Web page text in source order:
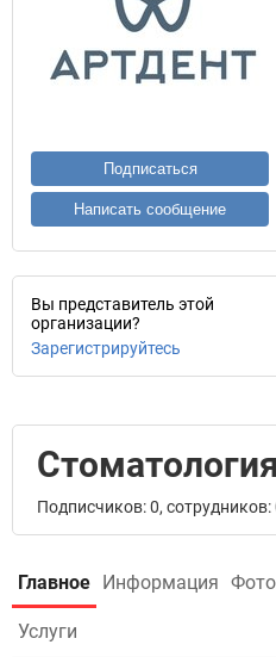
Подписаться
Написать сообщение
Вы представитель этой
организации?
Зарегистрируйтесь
Подписчиков: 0, сотрудников:
Главное Информация Фото
Услуги